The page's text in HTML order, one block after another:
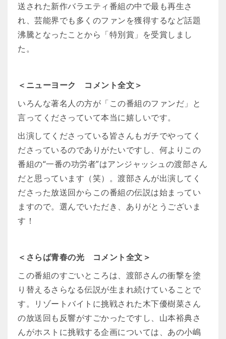
送された新作バラエティ番組の中で最も再生さ
れ、芸能界でも多くのファンを獲得するなど話題
沸騰となったことから「特別賞」を受賞しまし
た。
＜ニューヨーク コメント全文＞
いろんな著名人の方が「この番組のファンだ」と
言ってくださっていて本当に嬉しいです。
出演してくださっている皆さんもガチでやってく
ださっているのでありがたいですし、何よりこの
番組の“一番の功労者”はアンジャッシュの渡部さん
だと思っています（笑）。渡部さんが出演してく
ださった放送回からこの番組の伝説は始まってい
ますので。選んでいただき、ありがとうございま
す！
＜さらば青春の光 コメント全文＞
この番組のすごいところは、渡部さんの衝撃を塗
り替えるさらなる伝説が生まれ続けていることで
す。リゾートバイトに挑戦された木下優樹菜さん
の放送回も反響がすごかったですし、山本裕典さ
んがホストに挑戦する企画については、あの小嶋